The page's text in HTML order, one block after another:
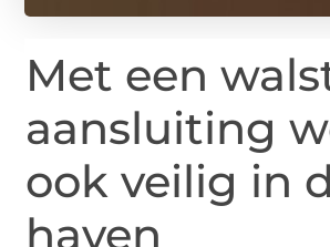
Met een
aansluiting
ook veilig in
haven